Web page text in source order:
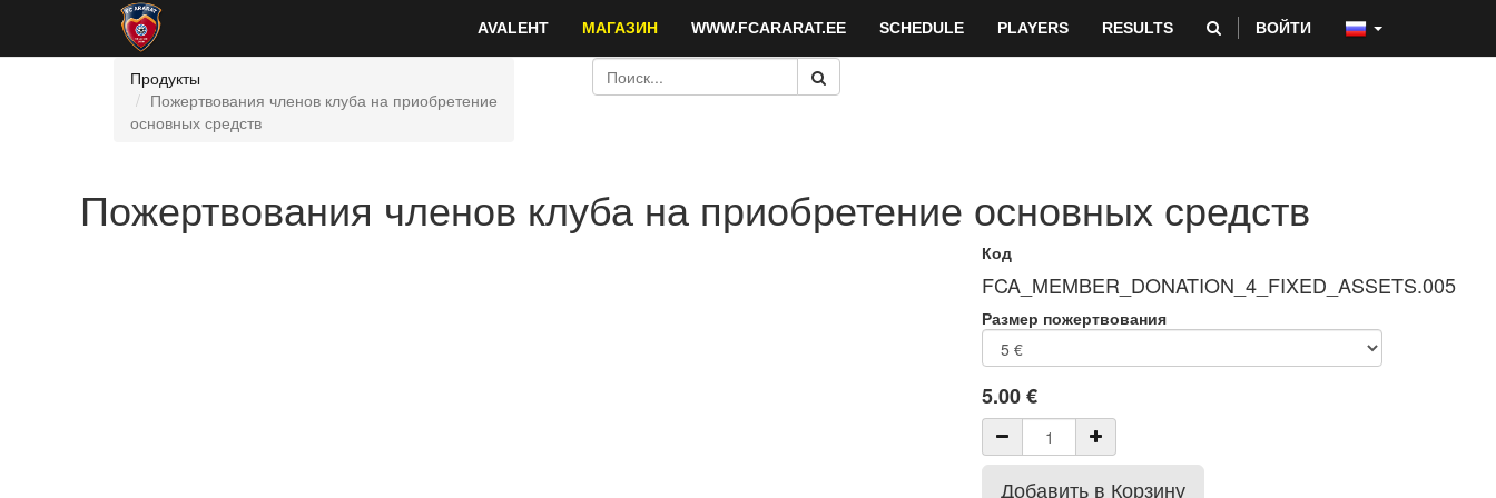
AVALEHT МАГАЗИН WWW.FCARARAT.EE SCHEDULE PLAYERS RESULTS ВОЙТИ
Продукты
Пожертвования членов клуба на приобретение
основных средств
Пожертвования членов клуба на приобретение основных средств
Код
FCA_MEMBER_DONATION_4_FIXED_ASSETS.005
Размер пожертвования
5.00€
Добавить в Корзину